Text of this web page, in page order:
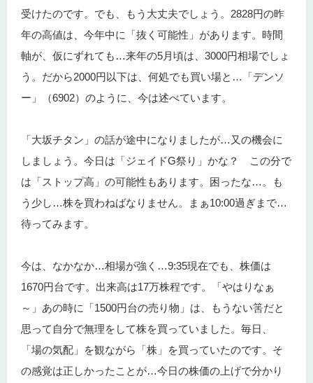
受けたのです。でも、もう大丈夫でしょう。2828円の昨
年の高値は、今年中に「抜く可能性」があります。時間
軸が、仮にずれても…来年の5月頃は、3000円相場でしょ
う。だから2000円以下は、何処でも買い場と…「デンソ
ー」（6902）のように、今は述べています。
「大坂チタン」の話が途中になりましたが…又の機会に
しましょう。今日は「ジェイドG祭り」かな？ この分で
は「ストップ高」の可能性もあります。困ったな…。も
う少し…株を買わねばなりません。まぁ10:00過ぎまで…
待ってみます。
今は、なかなか…相場が強く…9:35現在でも、株価は
1670円台です。出来高は17万株程です。「やはりなぁ
～」あの時に「1500円台の売り物」は、もうない筈だと
思って自分で無理をして株を買っていました。毎日、
「場の気配」を観ながら「株」を買っていたのです。そ
の感覚は正しかったことが…今日の株価の上げで分かり